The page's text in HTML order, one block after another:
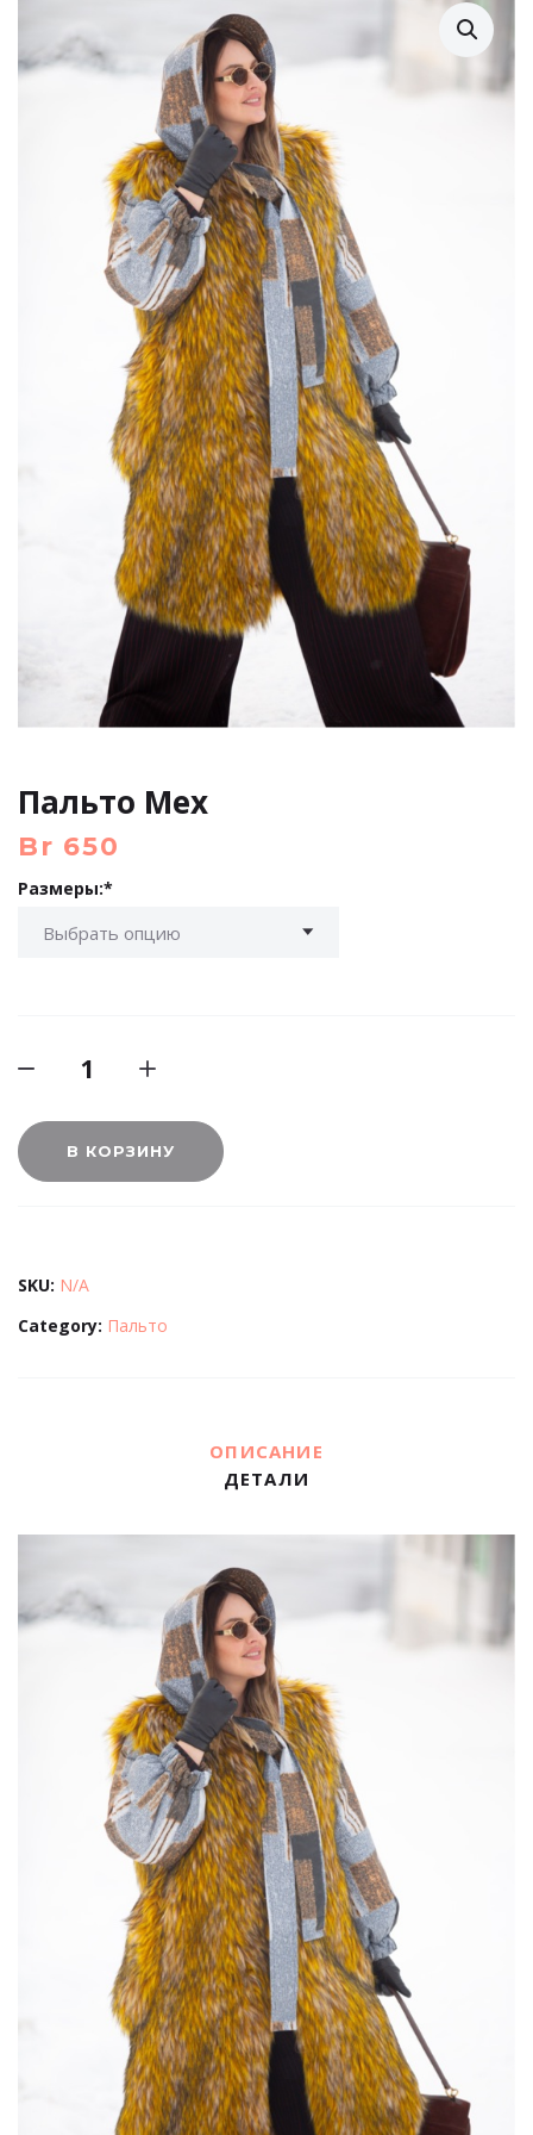
Пальто Мех
Br 650
Размеры:
В КОРЗИНУ
SKU: N/A
Category: Пальто
ОПИСАНИЕ
ДЕТАЛИ